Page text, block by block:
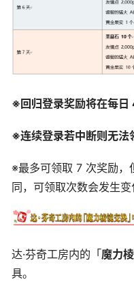
※回归登录奖励将在每日
※连续登录若中断则无法
※最多可领取 7 次奖励，
同，可领取次数会发生变
达·芬奇工房内的「魔力
具。